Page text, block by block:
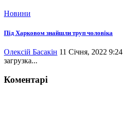
Новини
Під Харковом знайшли труп чоловіка
Олексій Басакін 11 Січня, 2022 9:24
загрузка...
Коментарі